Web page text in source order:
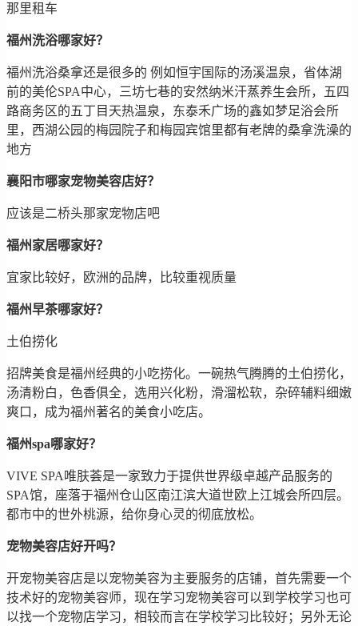
那里租车
福州洗浴哪家好？
福州洗浴桑拿还是很多的 例如恒宇国际的汤溪温泉，省体湖
前的美伦SPA中心，三坊七巷的安然纳米汗蒸养生会所，五四
路商务区的五丁目天热温泉，东泰禾广场的鑫如梦足浴会所
里，西湖公园的梅园院子和梅园宾馆里都有老牌的桑拿洗澡的
地方
襄阳市哪家宠物美容店好？
应该是二桥头那家宠物店吧
福州家居哪家好？
宜家比较好，欧洲的品牌，比较重视质量
福州早茶哪家好？
土伯捞化
招牌美食是福州经典的小吃捞化。一碗热气腾腾的土伯捞化，
汤清粉白，色香俱全，选用兴化粉，滑溜松软，杂碎辅料细嫩
爽口，成为福州著名的美食小吃店。
福州spa哪家好？
VIVE SPA唯肤荟是一家致力于提供世界级卓越产品服务的
SPA馆，座落于福州仓山区南江滨大道世欧上江城会所四层。
都市中的世外桃源，给你身心灵的彻底放松。
宠物美容店好开吗？
开宠物美容店是以宠物美容为主要服务的店铺，首先需要一个
技术好的宠物美容师，现在学习宠物美容可以到学校学习也可
以找一个宠物店学习，相较而言在学校学习比较好；另外无论